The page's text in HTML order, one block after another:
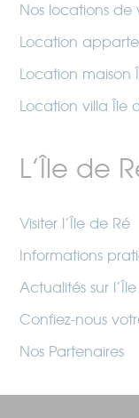
Nos locations de
Location
Location maison
Location villa Île
L’Île de
Visiter l’Île de Ré
Informations
Actualités sur
Confiez-nous
Nos Partenaires